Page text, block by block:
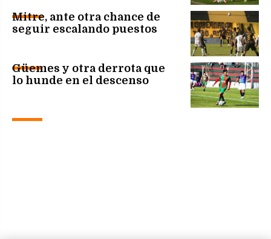
Mitre, ante otra chance de
seguir escalando puestos
Güemes y otra derrota que
lo hunde en el descenso